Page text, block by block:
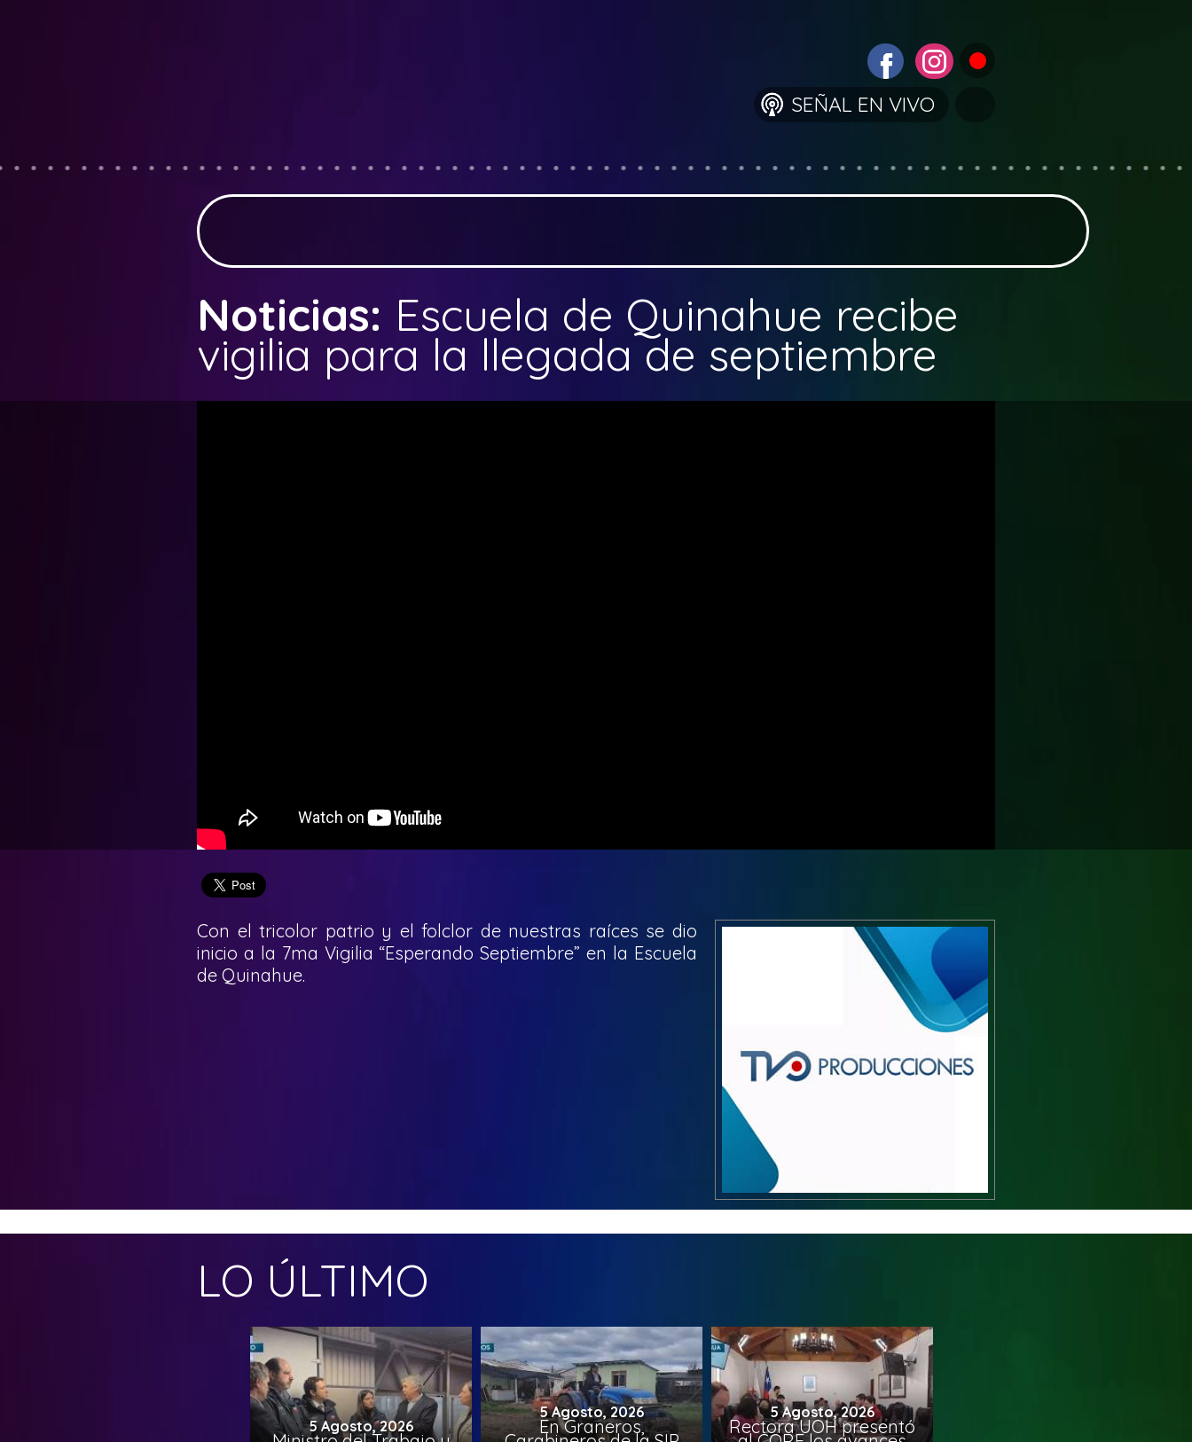
SEÑAL EN VIVO
Noticias: Escuela de Quinahue recibe
vigilia para la llegada de septiembre
Con el tricolor patrio y el folclor de nuestras raíces se dio
inicio a la 7ma Vigilia “Esperando Septiembre” en la Escuela
de Quinahue.
LO ÚLTIMO
5 Agosto, 2026
5 Agosto, 2026
En Graneros,
5 Agosto, 2026
Rectora UOH presentó